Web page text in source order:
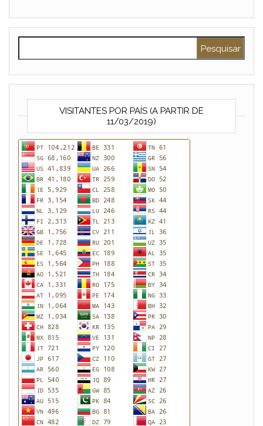
VISITANTES POR PAÍS (A PARTIR DE
11/03/2019)